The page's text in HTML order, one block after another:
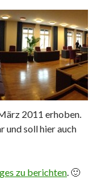
2011 erhoben.
und soll hier auch
zu berichten. 🙂